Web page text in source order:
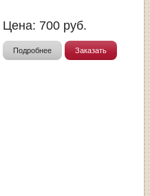
Цена: 700 руб.
Подробнее Заказать